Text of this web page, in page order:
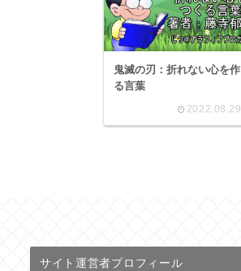
鬼滅の刃：折れない心を作
る言葉
2022.08.29
サイト運営者プロフィール